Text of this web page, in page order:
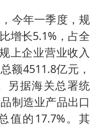
《歌手2026》歌王
日本试射“战斧”导弹，国防部回应
延续良好增长态势
开新局
今年一季度，规
增长5.1%，占全
上企业营业收入
额4511.8亿元，
另据海关总署统
制造业产品出口
值的17.7%。其